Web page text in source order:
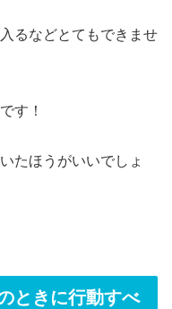
るなどとてもできませ
す！
たほうがいいでしょ
ときに行動すべ